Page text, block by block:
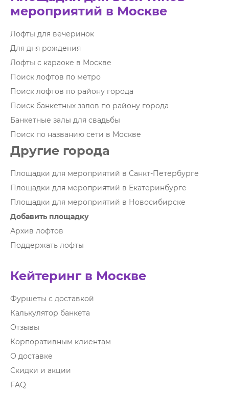
мероприятий в Москве
Лофты для вечеринок
Для дня рождения
Лофты с караоке в Москве
Поиск лофтов по метро
Поиск лофтов по району города
Поиск банкетных залов по району города
Банкетные залы для свадьбы
Поиск по названию сети в Москве
Другие города
Площадки для мероприятий в Санкт-Петербурге
Площадки для мероприятий в Екатеринбурге
Площадки для мероприятий в Новосибирске
Добавить площадку
Архив лофтов
Поддержать лофты
Кейтеринг в Москве
Фуршеты с доставкой
Калькулятор банкета
Отзывы
Корпоративным клиентам
О доставке
Скидки и акции
FAQ